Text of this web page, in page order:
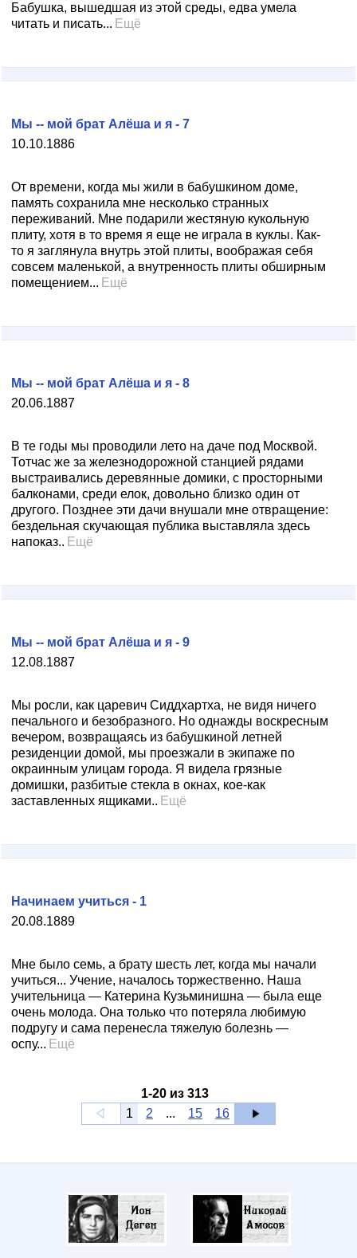
Бабушка, вышедшая из этой среды, едва умела
читать и писать... Ещё
10.10.1886
Мы -- мой брат Алёша и я - 7
От времени, когда мы жили в бабушкином доме,
память сохранила мне несколько странных
переживаний. Мне подарили жестяную кукольную
плиту, хотя в то время я еще не играла в куклы. Как-
то я заглянула внутрь этой плиты, воображая себя
совсем маленькой, а внутренность плиты обширным
помещением... Ещё
20.06.1887
Мы -- мой брат Алёша и я - 8
В те годы мы проводили лето на даче под Москвой.
Тотчас же за железнодорожной станцией рядами
выстраивались деревянные домики, с просторными
балконами, среди елок, довольно близко один от
другого. Позднее эти дачи внушали мне отвращение:
бездельная скучающая публика выставляла здесь
напоказ.. Ещё
12.08.1887
Мы -- мой брат Алёша и я - 9
Мы росли, как царевич Сиддхартха, не видя ничего
печального и безобразного. Но однажды воскресным
вечером, возвращаясь из бабушкиной летней
резиденции домой, мы проезжали в экипаже по
окраинным улицам города. Я видела грязные
домишки, разбитые стекла в окнах, кое-как
заставленных ящиками.. Ещё
20.08.1889
Начинаем учиться - 1
Мне было семь, а брату шесть лет, когда мы начали
учиться... Учение, началось торжественно. Наша
учительница — Катерина Кузьминишна — была еще
очень молода. Она только что потеряла любимую
подругу и сама перенесла тяжелую болезнь —
оспу... Ещё
1-20из 313
1
2 ... 15 16